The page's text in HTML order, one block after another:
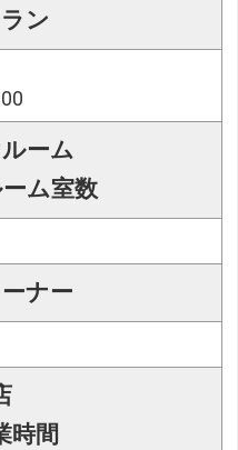
ン
ーム
ム室数
ナー
時間